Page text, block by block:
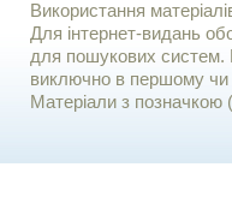
Використання
Для iнтернет-видань
для пошукових систем.
виключно в першому чи
Матеріали з